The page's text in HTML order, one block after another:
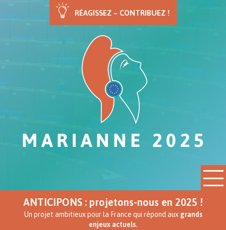
RÉAGISSEZ – CONTRIBUEZ !
ANTICIPONS : projetons-nous en 2025 !
Un projet ambitieux pour la France qui répond aux grands
enjeux actuels.